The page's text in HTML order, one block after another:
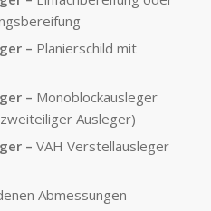
– Planierschild mit
– Monoblockausleger
Ausleger)
– VAH Verstellausleger
Abmessungen